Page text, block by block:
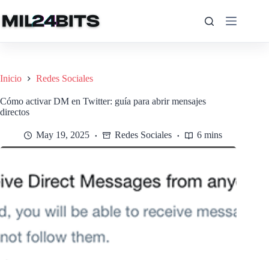
al
contenido
Inicio Redes Sociales
Cómo activar DM en Twitter: guía para abrir mensajes
directos
May 19, 2025 Redes Sociales 6 mins